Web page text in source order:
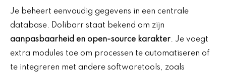
Je beheert eenvoudig gegevens in een centrale
database. Dolibarr staat bekend om zijn
aanpasbaarheid en open-source karakter. Je voegt
extra modules toe om processen te automatiseren of
te integreren met andere softwaretools, zoals